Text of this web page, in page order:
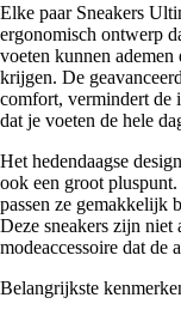
Elke paar Sneakers
ergonomisch ontwerp
voeten kunnen
krijgen. De
comfort, vermindert de
dat je voeten de hele
Het hedendaagse
ook een groot
passen ze gemakkelijk
Deze sneakers zijn niet
modeaccessoire dat de
Belangrijkste